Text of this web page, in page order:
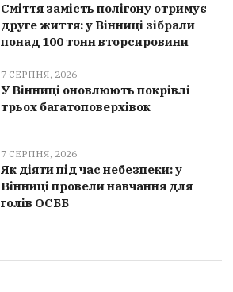
Сміття замість полігону отримує
друге життя: у Вінниці зібрали
понад 100 тонн вторсировини
7 СЕРПНЯ, 2026
У Вінниці оновлюють покрівлі
трьох багатоповерхівок
7 СЕРПНЯ, 2026
Як діяти під час небезпеки: у
Вінниці провели навчання для
голів ОСББ